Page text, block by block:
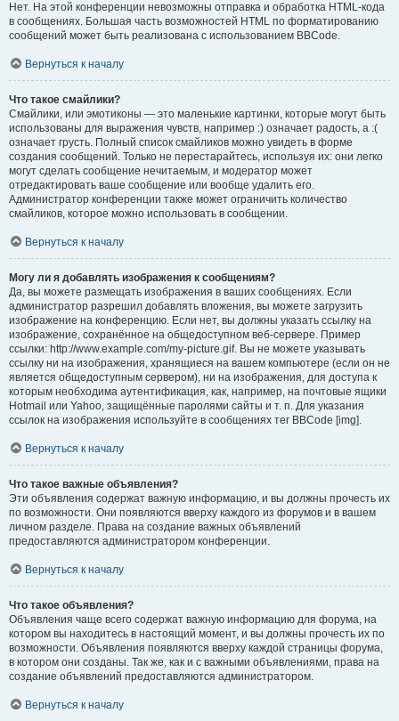
Нет. На этой конференции невозможны отправка и обработка HTML-кода
в сообщениях. Большая часть возможностей HTML по форматированию
сообщений может быть реализована с использованием BBCode.
Вернуться к началу
Что такое смайлики?
Смайлики, или эмотиконы — это маленькие картинки, которые могут быть
использованы для выражения чувств, например :) означает радость, а :(
означает грусть. Полный список смайликов можно увидеть в форме
создания сообщений. Только не перестарайтесь, используя их: они легко
могут сделать сообщение нечитаемым, и модератор может
отредактировать ваше сообщение или вообще удалить его.
Администратор конференции также может ограничить количество
смайликов, которое можно использовать в сообщении.
Вернуться к началу
Могу ли я добавлять изображения к сообщениям?
Да, вы можете размещать изображения в ваших сообщениях. Если
администратор разрешил добавлять вложения, вы можете загрузить
изображение на конференцию. Если нет, вы должны указать ссылку на
изображение, сохранённое на общедоступном веб-сервере. Пример
ссылки: http://www.example.com/my-picture.gif. Вы не можете указывать
ссылку ни на изображения, хранящиеся на вашем компьютере (если он не
является общедоступным сервером), ни на изображения, для доступа к
которым необходима аутентификация, как, например, на почтовые ящики
Hotmail или Yahoo, защищённые паролями сайты и т. п. Для указания
ссылок на изображения используйте в сообщениях тег BBCode [img].
Вернуться к началу
Что такое важные объявления?
Эти объявления содержат важную информацию, и вы должны прочесть их
по возможности. Они появляются вверху каждого из форумов и в вашем
личном разделе. Права на создание важных объявлений
предоставляются администратором конференции.
Вернуться к началу
Что такое объявления?
Объявления чаще всего содержат важную информацию для форума, на
котором вы находитесь в настоящий момент, и вы должны прочесть их по
возможности. Объявления появляются вверху каждой страницы форума,
в котором они созданы. Так же, как и с важными объявлениями, права на
создание объявлений предоставляются администратором.
Вернуться к началу